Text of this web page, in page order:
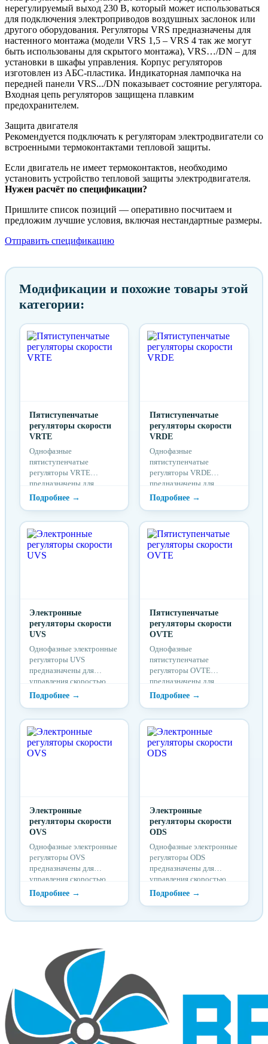
нерегулируемый выход 230 В, который может использоваться
для подключения электроприводов воздушных заслонок или
другого оборудования. Регуляторы VRS предназначены для
настенного монтажа (модели VRS 1,5 – VRS 4 так же могут
быть использованы для скрытого монтажа), VRS…/DN – для
установки в шкафы управления. Корпус регуляторов
изготовлен из АБС-пластика. Индикаторная лампочка на
передней панели VRS.../DN показывает состояние регулятора.
Входная цепь регуляторов защищена плавким
предохранителем.
Защита двигателя
Рекомендуется подключать к регуляторам электродвигатели со
встроенными термоконтактами тепловой защиты.
Если двигатель не имеет термоконтактов, необходимо
установить устройство тепловой защиты электродвигателя.
Нужен расчёт по спецификации?
Пришлите список позиций — оперативно посчитаем и
предложим лучшие условия, включая нестандартные размеры.
Отправить спецификацию
Модификации и похожие товары этой
категории:
Пятиступенчатые
регуляторы скорости
VRTE
Однофазные
пятиступенчатые
регуляторы VRТЕ
предназначены для
управления скоростью
вращения
вентиляторов
посредством изменения
питающего напряжения.
Пятиступенчатые
регуляторы скорости
VRDE
Однофазные
пятиступенчатые
регуляторы VRDЕ
предназначены для
управления скоростью
вращения
вентиляторов
посредством изменения
питающего напряжения.
Электронные
регуляторы скорости
UVS
Однофазные электронные
регуляторы UVS
предназначены для
управления скоростью
вращения
электродвигателей
посредством изменения
питающего напряжения.
Пятиступенчатые
регуляторы скорости
OVTE
Однофазные
пятиступенчатые
регуляторы OVТЕ
предназначены для
управления скоростью
вращения
вентиляторов
посредством изменения
питающего напряжения.
Электронные
регуляторы скорости
OVS
Однофазные электронные
регуляторы OVS
предназначены для
управления скоростью
вращения
электродвигателей
посредством изменения
Электронные
регуляторы скорости
ODS
Однофазные электронные
регуляторы ODS
предназначены для
управления скоростью
вращения
электродвигателей
посредством изменения